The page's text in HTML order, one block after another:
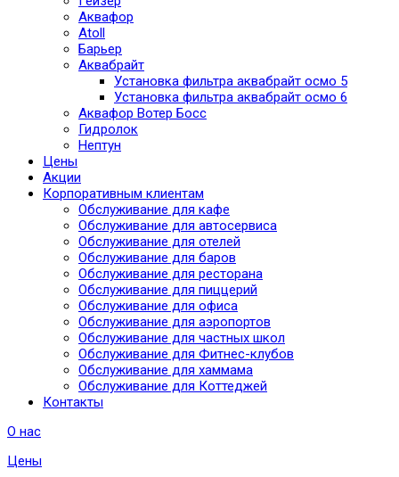
Аквафор
Atoll
Барьер
Аквабрайт
Установка фильтра аквабрайт осмо 5
Установка фильтра аквабрайт осмо 6
Аквафор Вотер Босс
Гидролок
Нептун
Цены
Акции
Корпоративным клиентам
Обслуживание для кафе
Обслуживание для автосервиса
Обслуживание для отелей
Обслуживание для баров
Обслуживание для ресторана
Обслуживание для пиццерий
Обслуживание для офиса
Обслуживание для аэропортов
Обслуживание для частных школ
Обслуживание для Фитнес-клубов
Обслуживание для хаммама
Обслуживание для Коттеджей
Контакты
О нас
Цены